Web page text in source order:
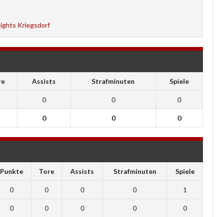
Kriegsdorf
Assists Strafminuten Spiele
0 0 0
0 0 0
Punkte Tore Assists Strafminuten Spiele
0 0 0 0 1
0 0 0 0 0